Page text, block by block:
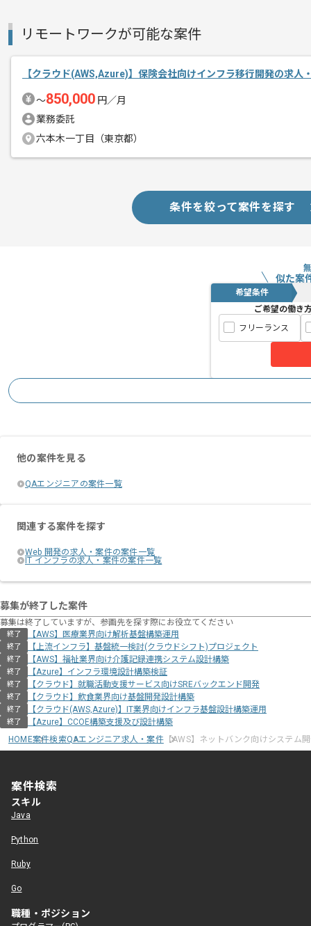
リモートワークが可能な案件
【クラウド(AWS,Azure)】保険会社向けインフラ移行開発の求人
〜850,000 円／月
業務委託
六本木一丁目（東京都）
条件を絞って案件を探す
似た案
希望条件
ご希望の働き
フリーランス
他の案件を見る
QAエンジニアの案件一覧
関連する案件を探す
Web 開発の求人・案件の案件一覧
IT インフラの求人・案件の案件一覧
募集が終了した案件
募集は終了していますが、参画先を探す際にお役立てください
終了 【AWS】医療業界向け解析基盤構築運用
終了 【上流インフラ】基盤統一検討(クラウドシフト)プロジェクト
終了 【AWS】福祉業界向け介護記録連携システム設計構築
終了 【Azure】インフラ環境設計構築検証
終了 【クラウド】就職活動支援サービス向けSREバックエンド開発
終了 【クラウド】飲食業界向け基盤開発設計構築
終了 【クラウド(AWS,Azure)】IT業界向けインフラ基盤設計構築運用
終了
【Azure】CCOE構築支援及び設計構築
HOME案件検索QAエンジニア求人・案件【AWS】ネットバンク向けシステム
案件検索
スキル
Java
Python
Ruby
Go
職種・ポジション